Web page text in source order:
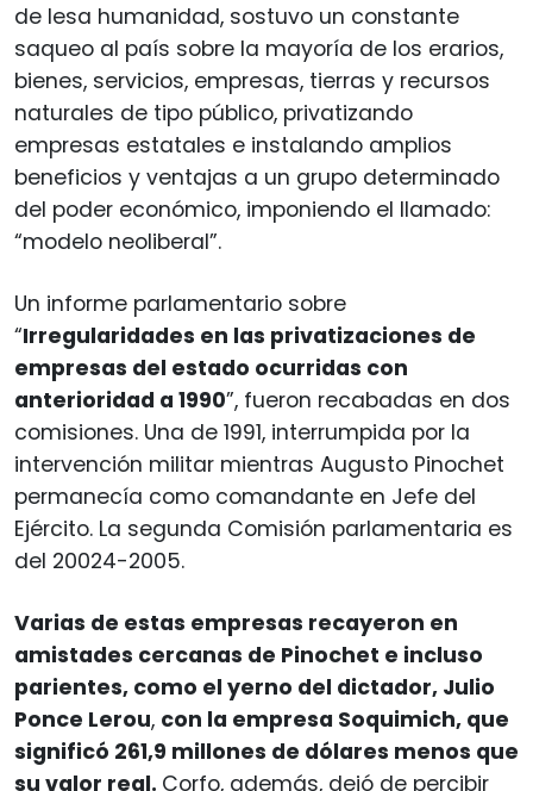
de lesa humanidad, sostuvo un constante
saqueo al país sobre la mayoría de los erarios,
bienes, servicios, empresas, tierras y recursos
naturales de tipo público, privatizando
empresas estatales e instalando amplios
beneficios y ventajas a un grupo determinado
del poder económico, imponiendo el llamado:
“modelo neoliberal”.
Un informe parlamentario sobre
“Irregularidades en las privatizaciones de
empresas del estado ocurridas con
anterioridad a 1990”, fueron recabadas en dos
comisiones. Una de 1991, interrumpida por la
intervención militar mientras Augusto Pinochet
permanecía como comandante en Jefe del
Ejército. La segunda Comisión parlamentaria es
del 20024-2005.
Varias de estas empresas recayeron en
amistades cercanas de Pinochet e incluso
parientes, como el yerno del dictador, Julio
Ponce Lerou, con la empresa Soquimich, que
significó 261,9 millones de dólares menos que
su valor real. Corfo, además, dejó de percibir